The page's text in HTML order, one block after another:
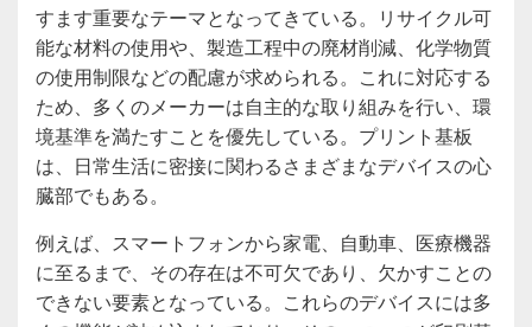
すます重要なテーマとなってきている。リサイクル可
能な材料の使用や、製造工程中の廃材削減、化学物質
の使用制限などの配慮が求められる。これに対応する
ため、多くのメーカーは自主的な取り組みを行い、環
境基準を満たすことを優先している。プリント基板
は、日常生活に密接に関わるさまざまなデバイスの心
臓部でもある。
例えば、スマートフォンから家電、自動車、医療機器
に至るまで、その存在は不可欠であり、欠かすことの
できない要素となっている。これらのデバイスには多